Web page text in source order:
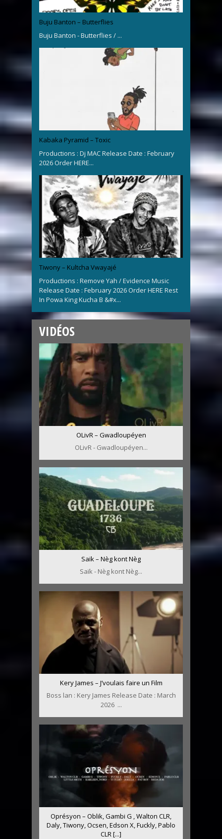
Buju Banton – Butterflies
Buju Banton - Butterflies / ...
Kabaka Pyramid – Toxic
Productions : Dj MAC Release Date : February
2026 Order HERE...
Tiwony – Kultcha Vwayajé
Productions : Remove Yah / Evidence Music
Release Date : February 2026 Order HERE Rest
In Powa King Kucha B &#x...
VIDÉOS
OLivR – Gwadloupéyen
OLivR - Gwadloupéyen...
Saïk – Nèg kont Nèg
Saïk - Nèg kont Nèg...
Kery James – J’voulais faire un Film
Boss lan : Kery James Release Date : March
2026 ...
Oprésyon – Oblik, Gambi G , Walton CLR,
Daly, Tiwony, Ocsen, Edson X, Fuckly, Pablo
CLR [...]